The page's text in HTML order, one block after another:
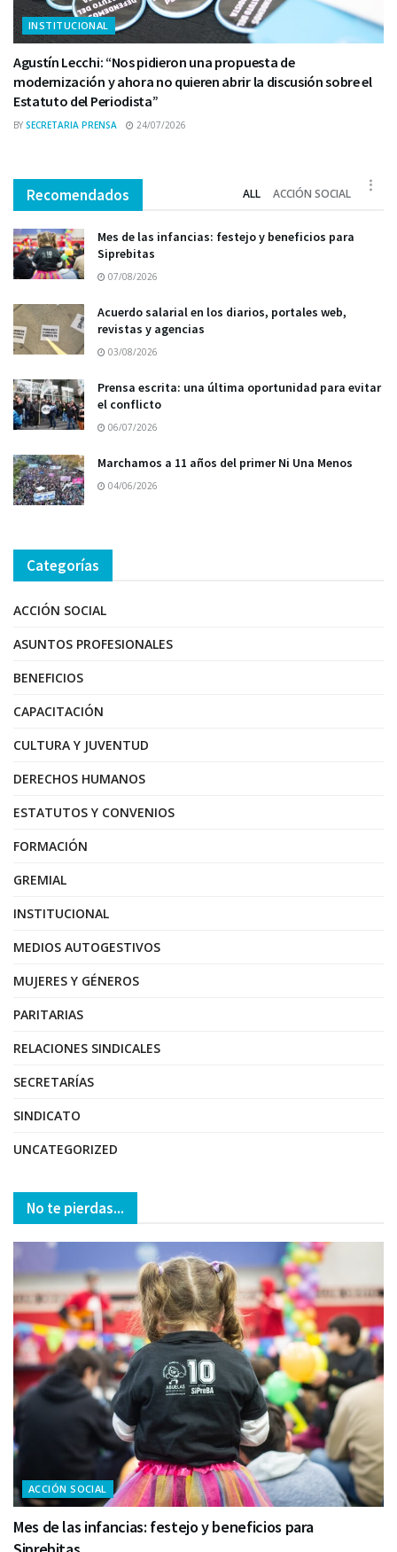
INSTITUCIONAL
Agustín Lecchi: “Nos pidieron una propuesta de
modernización y ahora no quieren abrir la discusión sobre el
Estatuto del Periodista”
BY SECRETARIA PRENSA 24/07/2026
Recomendados ALL ACCIÓN SOCIAL
Mes de las infancias: festejo y beneficios para
Siprebitas
07/08/2026
Acuerdo salarial en los diarios, portales web,
revistas y agencias
03/08/2026
Prensa escrita: una última oportunidad para evitar
el conflicto
06/07/2026
Marchamos a 11 años del primer Ni Una Menos
04/06/2026
Categorías
ACCIÓN SOCIAL
ASUNTOS PROFESIONALES
BENEFICIOS
CAPACITACIÓN
CULTURA Y JUVENTUD
DERECHOS HUMANOS
ESTATUTOS Y CONVENIOS
FORMACIÓN
GREMIAL
INSTITUCIONAL
MEDIOS AUTOGESTIVOS
MUJERES Y GÉNEROS
PARITARIAS
RELACIONES SINDICALES
SECRETARÍAS
SINDICATO
UNCATEGORIZED
No te pierdas...
ACCIÓN SOCIAL
Mes de las infancias: festejo y beneficios para